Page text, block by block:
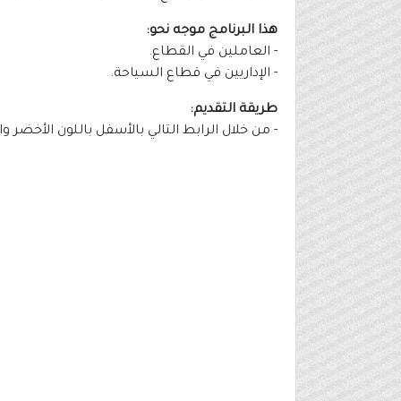
هذا البرنامج موجه نحو:
- العاملين في القطاع.
- الإداريين في قطاع السياحة.
طريقة التقديم:
- من خلال الرابط التالي بالأسفل باللون الأخضر